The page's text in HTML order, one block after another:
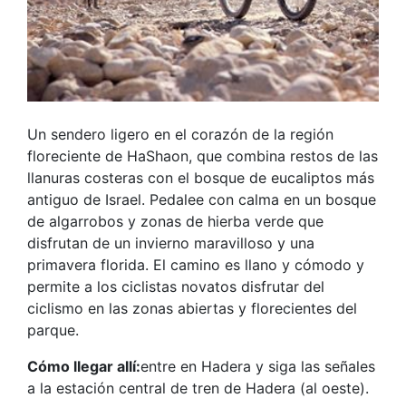
Un sendero ligero en el corazón de la región
floreciente de HaShaon, que combina restos de las
llanuras costeras con el bosque de eucaliptos más
antiguo de Israel. Pedalee con calma en un bosque
de algarrobos y zonas de hierba verde que
disfrutan de un invierno maravilloso y una
primavera florida. El camino es llano y cómodo y
permite a los ciclistas novatos disfrutar del
ciclismo en las zonas abiertas y florecientes del
parque.
Cómo llegar allí:entre en Hadera y siga las señales
a la estación central de tren de Hadera (al oeste).